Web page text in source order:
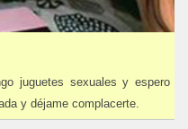
juguetes sexuales y espero
y déjame complacerte.